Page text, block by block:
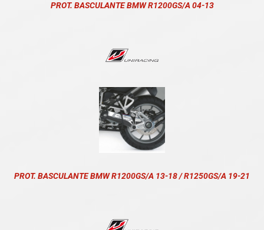
PROT. BASCULANTE BMW R1200GS/A 04-13
PROT. BASCULANTE BMW R1200GS/A 13-18 / R1250GS/A 19-21